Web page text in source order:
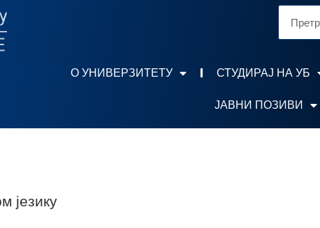
О УНИВЕРЗИТЕТУ СТУДИРАЈ НА УБ
ЈАВНИ ПОЗИВИ
језику